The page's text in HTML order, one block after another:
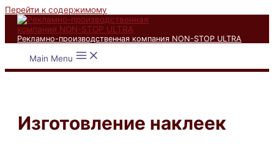
Перейти к содержимому
Рекламно-производственная компания NON-STOP ULTRA
Main Menu
Изготовление наклеек